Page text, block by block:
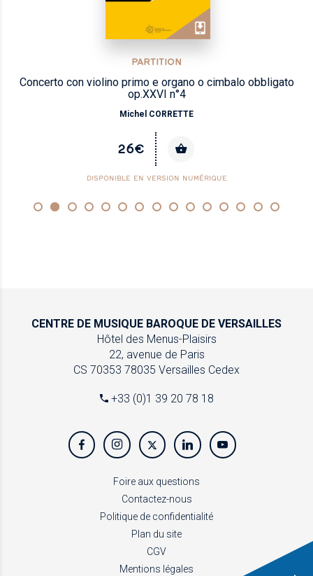
PARTITION
Concerto con violino primo e organo o cimbalo obbligato
op.XXVI n°4
Michel CORRETTE
26€
DISPONIBLE EN VERSION NUMÉRIQUE
CENTRE DE MUSIQUE BAROQUE DE VERSAILLES
Hôtel des Menus-Plaisirs
22, avenue de Paris
CS 70353 78035 Versailles Cedex
+33 (0)1 39 20 78 18
Foire aux questions
Contactez-nous
Politique de confidentialité
Plan du site
CGV
Mentions légales